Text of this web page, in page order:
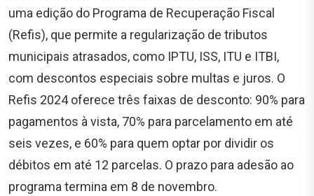
uma edição do Programa de Recuperação Fiscal
(Refis), que permite a regularização de tributos
municipais atrasados, como IPTU, ISS, ITU e ITBI,
com descontos especiais sobre multas e juros. O
Refis 2024 oferece três faixas de desconto: 90% para
pagamentos à vista, 70% para parcelamento em até
seis vezes, e 60% para quem optar por dividir os
débitos em até 12 parcelas. O prazo para adesão ao
programa termina em 8 de novembro.